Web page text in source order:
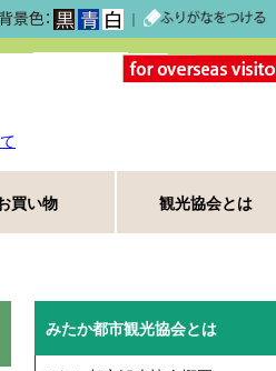
｜
買い物 観光協会とは
みたか都市観光協会とは